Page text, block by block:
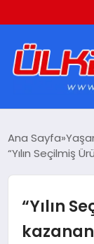
EKONOMI
GÜNDEM
MAGAZIN
Ana Sayfa
“Yılın Seçilmiş
“Yılın